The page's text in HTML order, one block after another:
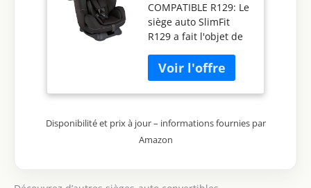
1, de 40 à 145 cm
(de la naissance
jusqu'à environ
12 ans), siège
enfant dos à la
route et face à la
route, Noir,
COMPATIBLE R129: Le
siège auto SlimFit
R129 a fait l'objet de
latéraux plus
poussés, et il garantit
que votre enfant
en position dos à la
route SÉCURITÉ
chocs latéraux
Disponibilité et prix à jour – informations fournies par
Amazon